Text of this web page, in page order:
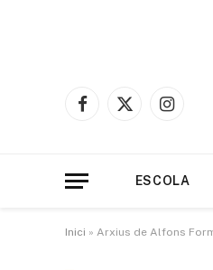
Facebook
X
ESCOLA
Inici » Arxius de Alfons